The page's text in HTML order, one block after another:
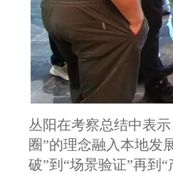
丛阳在考察总结中表
圈”的理念融入本地发
破”到“场景验证”再到